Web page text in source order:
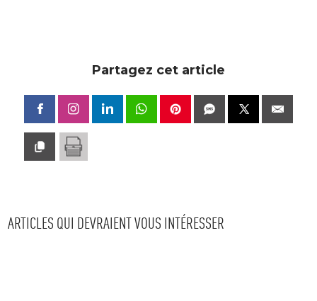
Partagez cet article
ARTICLES QUI DEVRAIENT VOUS INTÉRESSER